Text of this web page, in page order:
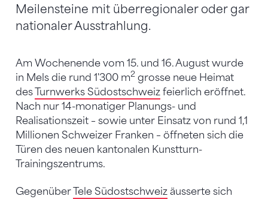
Meilensteine mit überregionaler oder gar
nationaler Ausstrahlung.
Am Wochenende vom 15. und 16. August wurde
in Mels die rund 1'300 m2 grosse neue Heimat
desTurnwerks Südostschweiz feierlich eröffnet.
Nach nur 14-monatiger Planungs- und
Realisationszeit – sowie unter Einsatz von rund 1,1
Millionen Schweizer Franken – öffneten sich die
Türen des neuen kantonalen Kunstturn-
Trainingszentrums.
GegenüberTele Südostschweiz äusserte sich